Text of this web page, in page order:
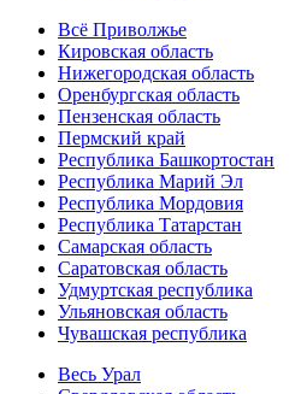
Всё Приволжье
Кировская область
Нижегородская область
Оренбургская область
Пензенская область
Пермский край
Республика Башкортостан
Республика Марий Эл
Республика Мордовия
Республика Татарстан
Самарская область
Саратовская область
Удмуртская республика
Ульяновская область
Чувашская республика
Весь Урал